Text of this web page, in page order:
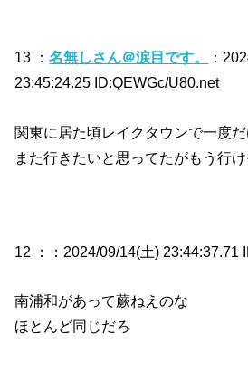
13 ：名無しさん＠涙目です。
：
23:45:24.25 ID:QEWGc/U80.net
関東に居た頃レイクタウンで一度
また行きたいと思ってたがもう行
12 ： ：2024/09/14(土) 23:44:37.71
南浦和があって蕨ねえのな
ほとんど同じだろ